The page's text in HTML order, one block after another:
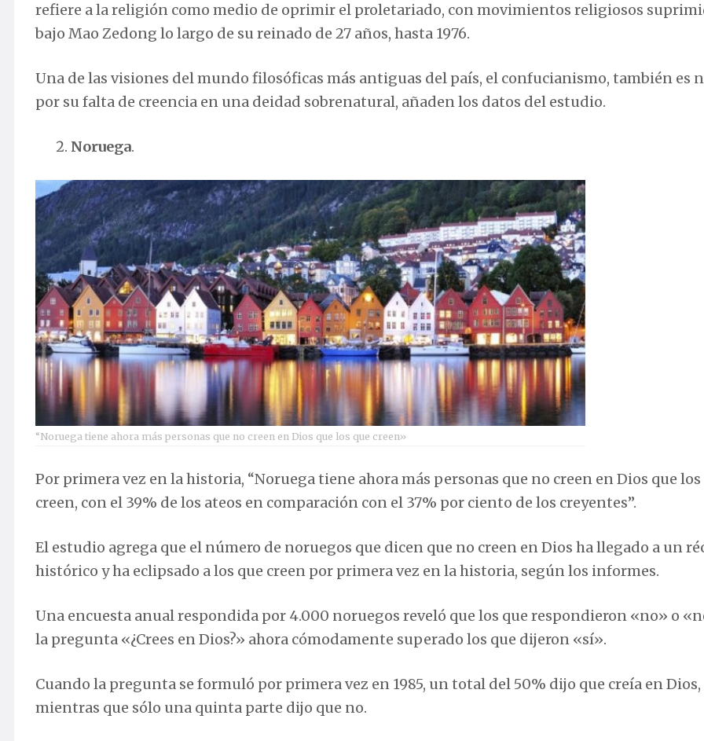
refiere a la religión como medio de oprimir el proletariado, con movimientos religiosos
bajo Mao Zedong lo largo de su reinado de 27 años, hasta 1976.
Una de las visiones del mundo filosóficas más antiguas del país, el confucianismo, también es
por su falta de creencia en una deidad sobrenatural, añaden los datos del estudio.
Noruega.
“Noruega tiene ahora más personas que no creen en Dios que los que creen»
Por primera vez en la historia, “Noruega tiene ahora más personas que no creen en Dios que los
creen, con el 39% de los ateos en comparación con el 37% por ciento de los creyentes”.
El estudio agrega que el número de noruegos que dicen que no creen en Dios ha llegado a un
histórico y ha eclipsado a los que creen por primera vez en la historia, según los informes.
Una encuesta anual respondida por 4.000 noruegos reveló que los que respondieron «no» o
la pregunta «¿Crees en Dios?» ahora cómodamente superado los que dijeron «sí».
Cuando la pregunta se formuló por primera vez en 1985, un total del 50% dijo que creía en Dios,
mientras que sólo una quinta parte dijo que no.